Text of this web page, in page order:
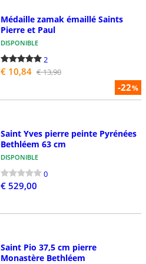
-22%
Médaille zamak émaillé Saints
Pierre et Paul
DISPONIBLE
2
€ 10,84 € 13,90
Saint Yves pierre peinte Pyrénées
Bethléem 63 cm
DISPONIBLE
0
€ 529,00
Saint Pio 37,5 cm pierre
Monastère Bethléem